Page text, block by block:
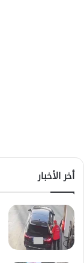
أخر الأخبار